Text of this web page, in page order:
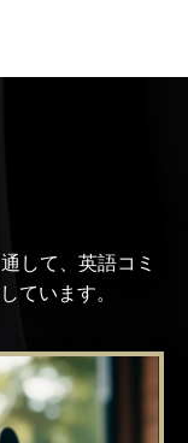
して、英語コミ
ています。